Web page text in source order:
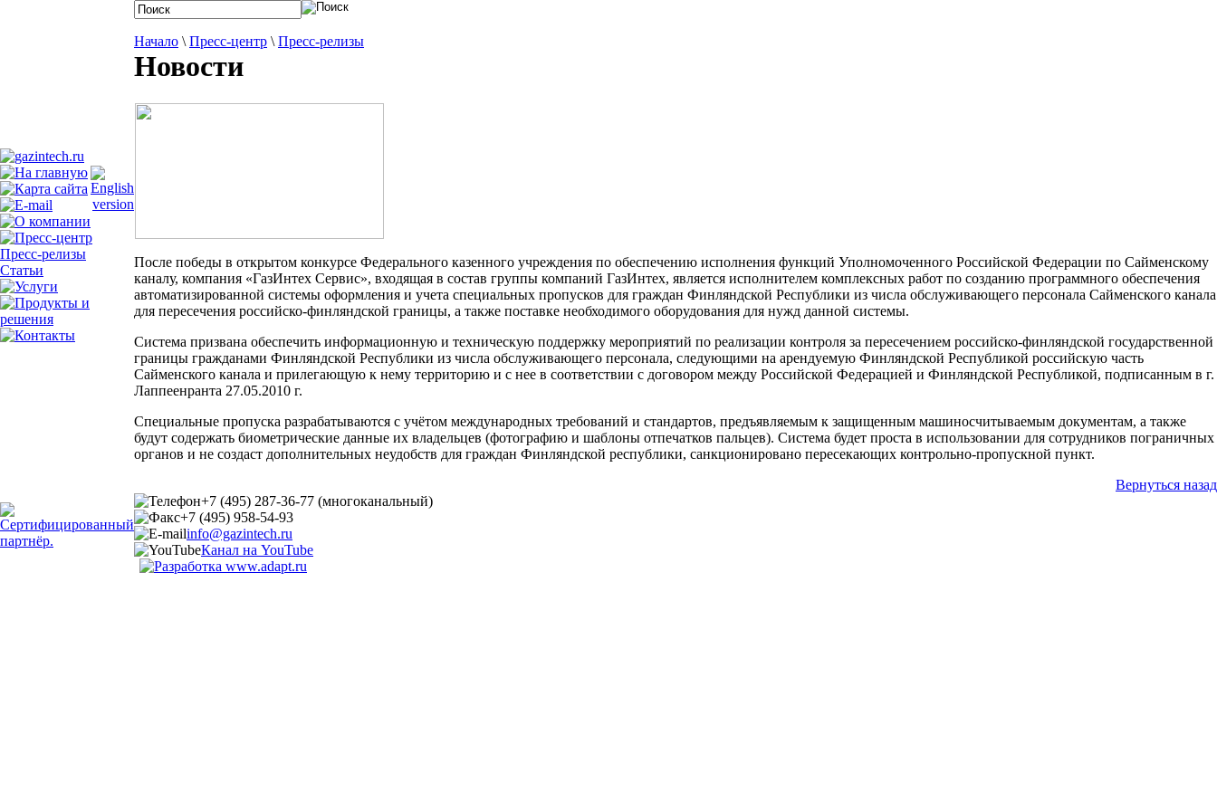
Пресс-релизы
Статьи
Начало \ Пресс-центр \ Пресс-релизы
Новости
После победы в открытом конкурсе Федерального казенного учреждения по обеспечению исполнения функций Уполномоченного Российской Федерации по Сайменскому
каналу, компания «ГазИнтех Сервис», входящая в состав группы компаний ГазИнтех, является исполнителем комплексных работ по созданию программного обеспечения
автоматизированной системы оформления и учета специальных пропусков для граждан Финляндской Республики из числа обслуживающего персонала Сайменского канала
для пересечения российско-финляндской границы, а также поставке необходимого оборудования для нужд данной системы.
Система призвана обеспечить информационную и техническую поддержку мероприятий по реализации контроля за пересечением российско-финляндской государственной
границы гражданами Финляндской Республики из числа обслуживающего персонала, следующими на арендуемую Финляндской Республикой российскую часть
Сайменского канала и прилегающую к нему территорию и с нее в соответствии с договором между Российской Федерацией и Финляндской Республикой, подписанным в г.
Лаппеенранта 27.05.2010 г.
Специальные пропуска разрабатываются с учётом международных требований и стандартов, предъявляемым к защищенным машиносчитываемым документам, а также
будут содержать биометрические данные их владельцев (фотографию и шаблоны отпечатков пальцев). Система будет проста в использовании для сотрудников пограничных
органов и не создаст дополнительных неудобств для граждан Финляндской республики, санкционировано пересекающих контрольно-пропускной пункт.
Вернуться назад
+7 (495) 287-36-77 (многоканальный)
+7 (495) 958-54-93
info@gazintech.ru
Канал на YouTube